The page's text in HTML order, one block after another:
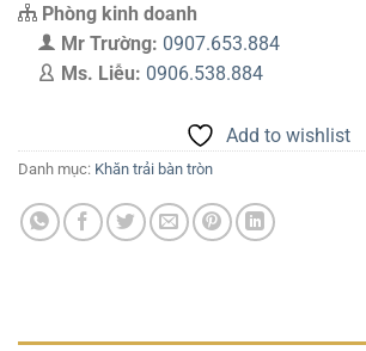
Phòng kinh doanh
Mr Trường: 0907.653.884
Ms. Liễu: 0906.538.884
Add to wishlist
Danh mục: Khăn trải bàn tròn